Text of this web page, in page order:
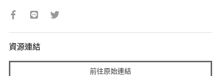
資源連結
前往原始連結